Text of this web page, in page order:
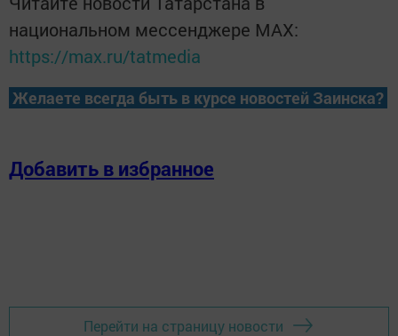
национальном мессенджере MАХ:
https://max.ru/tatmedia
Желаете всегда быть в курсе новостей Заинска?
Добавить в избранное
Перейти на страницу новости